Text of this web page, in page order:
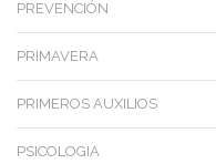
PREVENCIÓN
PRIMAVERA
PRIMEROS AUXILIOS
PSICOLOGIA